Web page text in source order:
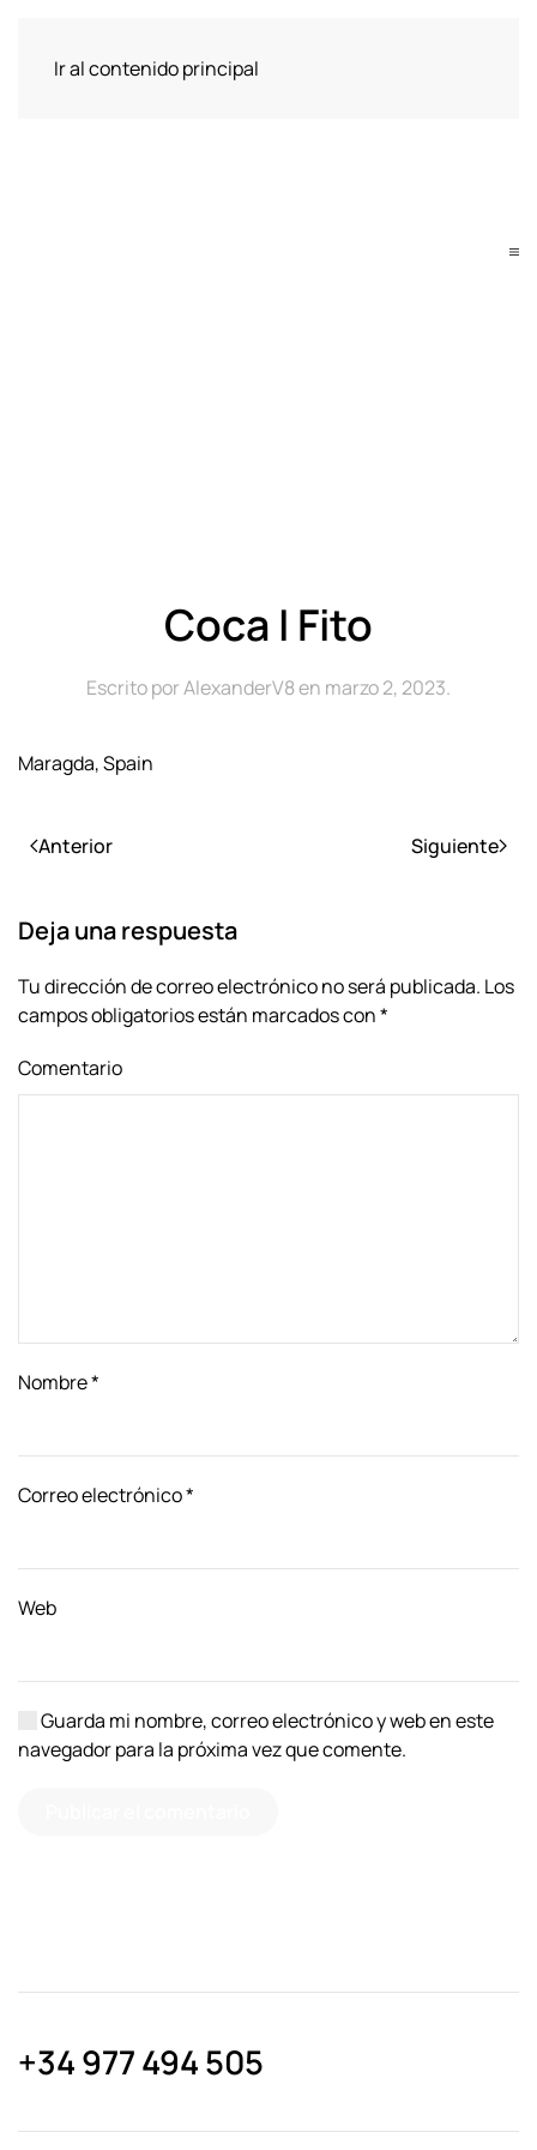
Ir al contenido principal
Coca I Fito
Escrito porAlexanderV8en marzo 2, 2023.
Maragda, Spain
Anterior Siguiente
Deja una respuesta
Tu dirección de correo electrónico no será publicada. Los
campos obligatorios están marcados con*
Comentario
Nombre*
Correo electrónico*
Web
Guarda mi nombre, correo electrónico y web en este
navegador para la próxima vez que comente.
+34 977 494 505